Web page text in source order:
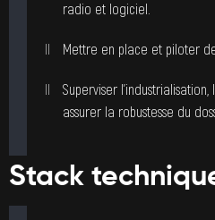
radio et logiciel.
Mettre en place et piloter
Superviser
assurer la robustesse du
Stack